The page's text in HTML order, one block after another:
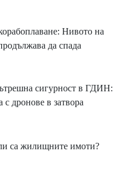
Нивото на
да спада
сигурност в ГДИН:
с дронове в затвора
са жилищните имоти?